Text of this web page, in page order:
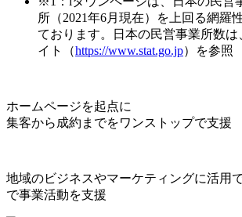
所（2021年6月現在）を上回る網羅
ております。日本の民営事業所数は
イト（https://www.stat.go.jp）を参照
ホームページを起点に
集客から成約までをワンストップで支援
地域のビジネスやマーケティングに活用
で事業活動を支援